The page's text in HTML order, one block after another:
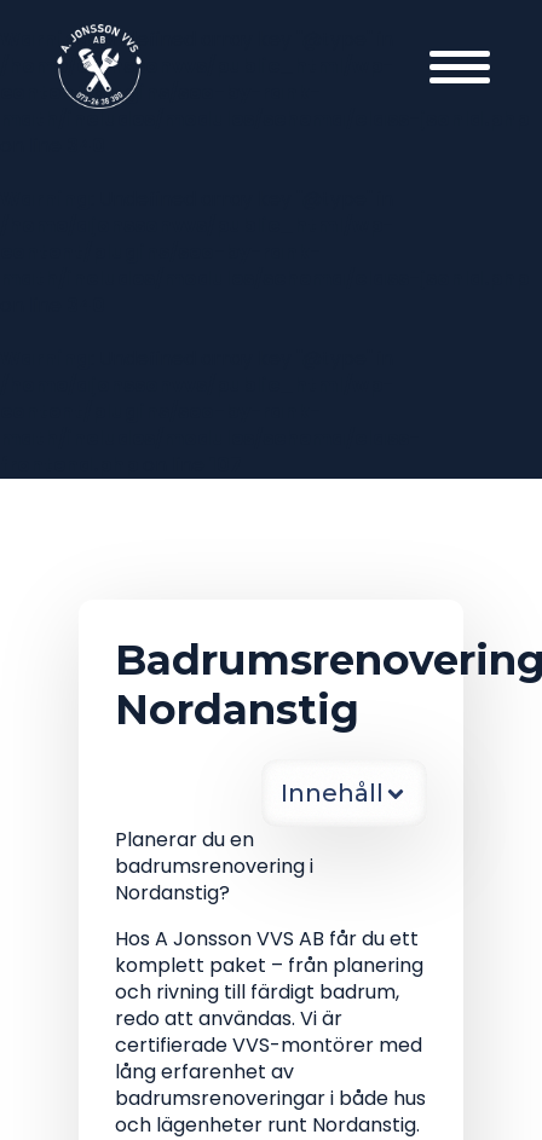
Warning: Undefined array key "@type" in
/home/ajonssonvvs/public_html/wp-
content/plugins/seo-by-rank-
Nordanstig
Innehåll
Planerar du en
badrumsrenovering i
Nordanstig?
Hos A Jonsson VVS AB får du ett
komplett paket – från planering
och rivning till färdigt badrum,
redo att användas. Vi är
certifierade VVS-montörer med
lång erfarenhet av
badrumsrenoveringar i både hus
och lägenheter runt Nordanstig.